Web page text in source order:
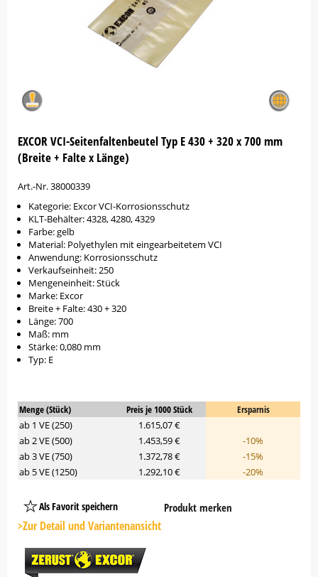
EXCOR VCI-Seitenfaltenbeutel Typ E 430 + 320 x 700 mm
(Breite + Falte x Länge)
Art.-Nr. 38000339
Kategorie: Excor VCI-Korrosionsschutz
KLT-Behälter: 4328, 4280, 4329
Farbe: gelb
Material: Polyethylen mit eingearbeitetem VCI
Anwendung: Korrosionsschutz
Verkaufseinheit: 250
Mengeneinheit: Stück
Marke: Excor
Breite + Falte: 430 + 320
Länge: 700
Maß: mm
Stärke: 0,080 mm
Typ: E
Menge (Stück) Preis je 1000 Stück
Ersparnis
ab 1 VE (250)
1.615,07 €
ab 2 VE (500)
1.453,59 €
-10%
ab 3 VE (750)
1.372,78 €
-15%
ab 5 VE (1250)
1.292,10 € -20%
Als Favorit speichern
Platzhalter
Button
Produkt merken
>Zur Detail und Variantenansicht